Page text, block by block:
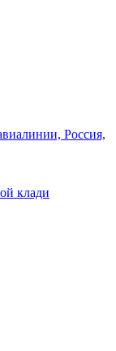
Россия,
клади